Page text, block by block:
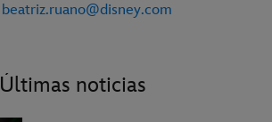
beatriz.ruano@disney.com
Últimas noticias